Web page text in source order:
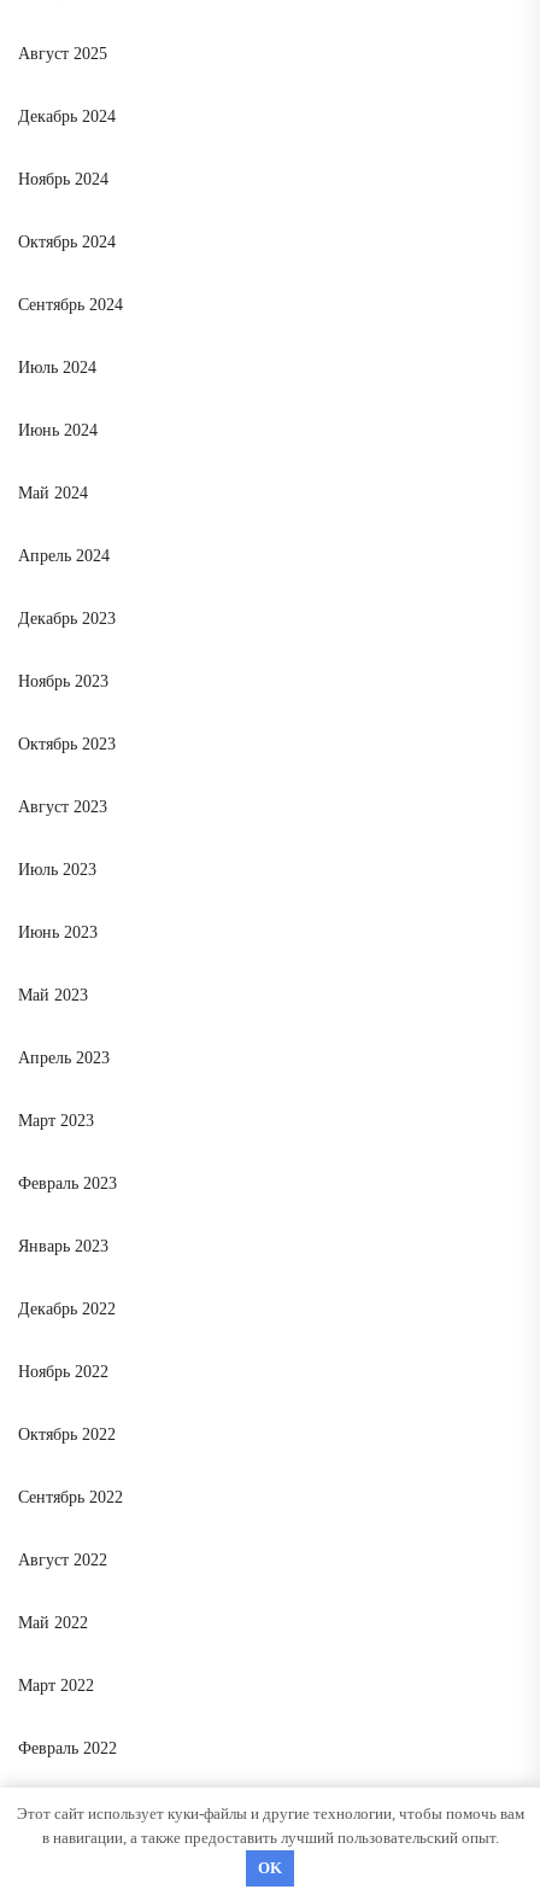
Август 2025
Декабрь 2024
Ноябрь 2024
Октябрь 2024
Сентябрь 2024
Июль 2024
Июнь 2024
Май 2024
Апрель 2024
Декабрь 2023
Ноябрь 2023
Октябрь 2023
Август 2023
Июль 2023
Июнь 2023
Май 2023
Апрель 2023
Март 2023
Февраль 2023
Январь 2023
Декабрь 2022
Ноябрь 2022
Октябрь 2022
Сентябрь 2022
Август 2022
Май 2022
Март 2022
Февраль 2022
КАТЕГОРИИ
Этот сайт использует куки-файлы и другие технологии, чтобы помочь вам
в навигации, а также предоставить лучший пользовательский опыт.
OK